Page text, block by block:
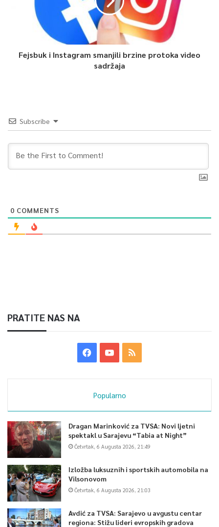
Fejsbuk i Instagram smanjili brzine protoka video
sadržaja
Subscribe
0 COMMENTS
PRATITE NAS NA
Popularno
Dragan Marinković za TVSA: Novi ljetni
spektakl u Sarajevu “Tabia at Night”
Četvrtak, 6 Augusta 2026, 21:49
Izložba luksuznih i sportskih automobila na
Vilsonovom
Četvrtak, 6 Augusta 2026, 21:03
Avdić za TVSA: Sarajevo u avgustu centar
regiona: Stižu lideri evropskih gradova